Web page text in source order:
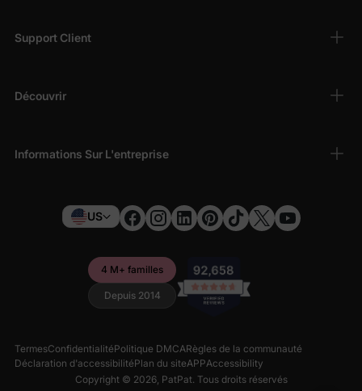
Support Client
Découvrir
Informations Sur L'entreprise
US
4 M+ familles
Depuis 2014
TermesConfidentialitéPolitique DMCARègles de la communauté
Déclaration d'accessibilitéPlan du siteAPPAccessibility
Copyright © 2026, PatPat. Tous droits réservés